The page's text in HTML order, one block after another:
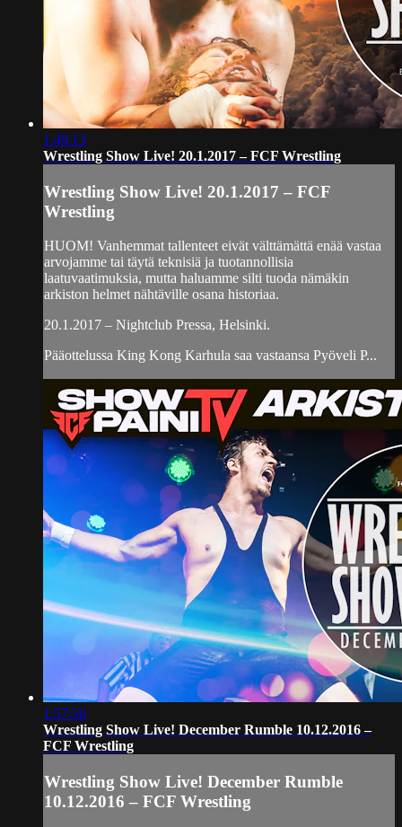
1:49:13
Wrestling Show Live! 20.1.2017 – FCF Wrestling
Wrestling Show Live! 20.1.2017 – FCF
Wrestling
HUOM! Vanhemmat tallenteet eivät välttämättä enää vastaa
arvojamme tai täytä teknisiä ja tuotannollisia
laatuvaatimuksia, mutta haluamme silti tuoda nämäkin
arkiston helmet nähtäville osana historiaa.
20.1.2017 – Nightclub Pressa, Helsinki.
Pääottelussa King Kong Karhula saa vastaansa Pyöveli P...
1:57:56
Wrestling Show Live! December Rumble 10.12.2016 –
FCF Wrestling
Wrestling Show Live! December Rumble
10.12.2016 – FCF Wrestling